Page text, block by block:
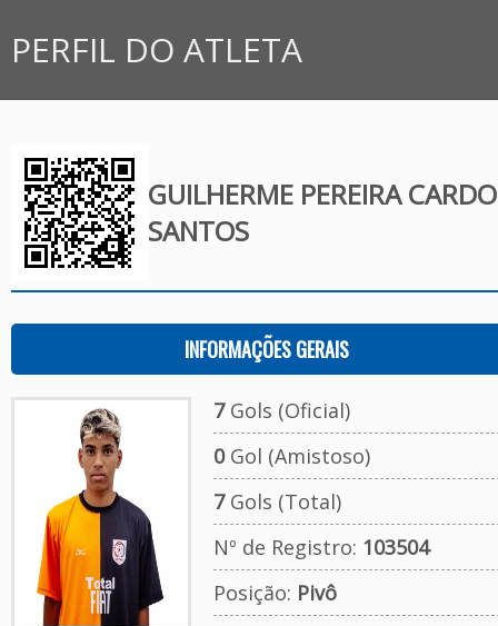
PERFIL DO ATLETA
GUILHERME PEREIRA
SANTOS
INFORMAÇÕES GERAIS
7Gols (Oficial)
0Gol (Amistoso)
7Gols (Total)
Nº de Registro: 103504
Posição: Pivô